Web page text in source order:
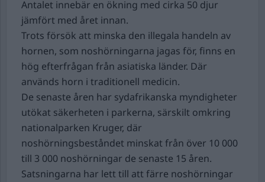
Antalet innebär en ökning med cirka 50 djur
jämfört med året innan.
Trots försök att minska den illegala handeln av
hornen, som noshörningarna jagas för, finns en
hög efterfrågan från asiatiska länder. Där
används horn i traditionell medicin.
De senaste åren har sydafrikanska myndigheter
utökat säkerheten i parkerna, särskilt omkring
nationalparken Kruger, där
noshörningsbeståndet minskat från över 10 000
till 3 000 noshörningar de senaste 15 åren.
Satsningarna har lett till att färre noshörningar